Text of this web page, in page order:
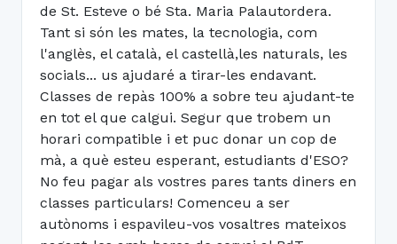
de St. Esteve o bé Sta. Maria Palautordera.
Tant si són les mates, la tecnologia, com
l'anglès, el català, el castellà,les naturals, les
socials... us ajudaré a tirar-les endavant.
Classes de repàs 100% a sobre teu ajudant-te
en tot el que calgui. Segur que trobem un
horari compatible i et puc donar un cop de
mà, a què esteu esperant, estudiants d'ESO?
No feu pagar als vostres pares tants diners en
classes particulars! Comenceu a ser
autònoms i espavileu-vos vosaltres mateixos